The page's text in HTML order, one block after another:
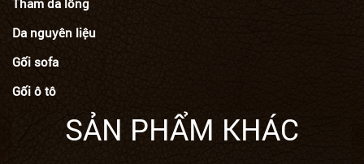
Thảm da lông
Da nguyên liệu
Gối sofa
Gối ô tô
SẢN PHẨM KHÁC